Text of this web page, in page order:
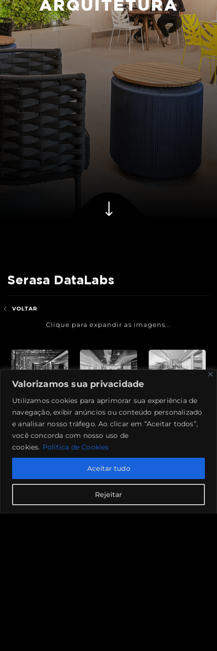
Valorizamos sua privacidade
Utilizamos cookies para aprimorar sua experiência de
navegação, exibir anúncios ou conteúdo personalizado
e analisar nosso tráfego. Ao clicar em “Aceitar todos”,
você concorda com nosso uso de
cookies. Política de Cookies
Rejeitar
Aceitar tudo
ARQUITETURA
Serasa DataLabs
VOLTAR
Clique para expandir as imagens...